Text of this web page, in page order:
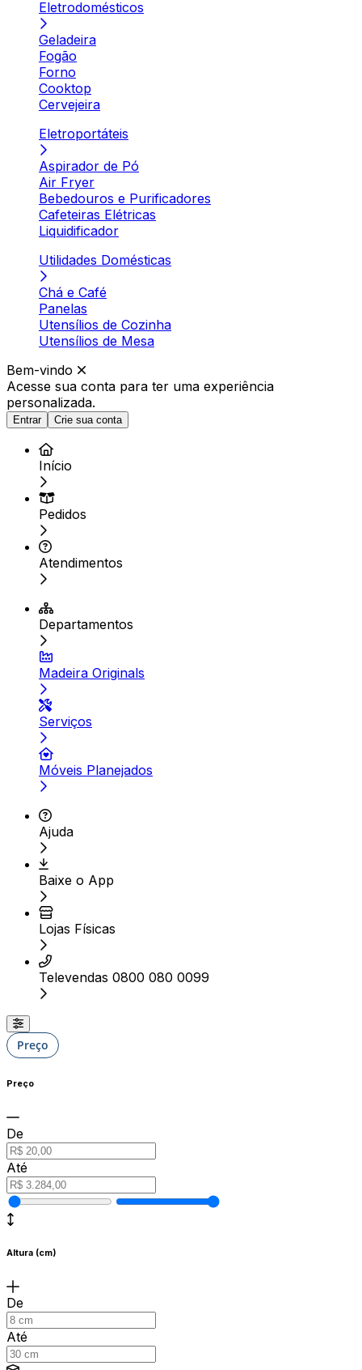
Eletrodomésticos
Geladeira
Fogão
Forno
Cooktop
Cervejeira
Eletroportáteis
Aspirador de Pó
Air Fryer
Bebedouros e Purificadores
Cafeteiras Elétricas
Liquidificador
Utilidades Domésticas
Chá e Café
Panelas
Utensílios de Cozinha
Utensílios de Mesa
Bem-vindo
Acesse sua conta para ter uma experiência
personalizada.
Entrar Crie sua conta
Início
Pedidos
Atendimentos
Departamentos
Madeira Originals
Serviços
Móveis Planejados
Ajuda
Baixe o App
Lojas Físicas
Televendas 0800 080 0099
Preço
Preço
De
Até
Altura (cm)
De
Até